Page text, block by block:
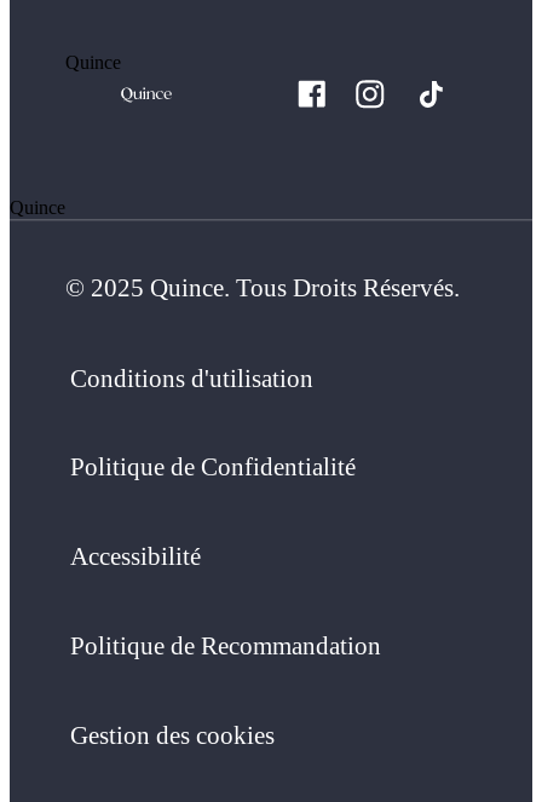
Quince
Quince
© 2025 Quince. Tous Droits Réservés.
Conditions d'utilisation
Politique de Confidentialité
Accessibilité
Politique de Recommandation
Gestion des cookies